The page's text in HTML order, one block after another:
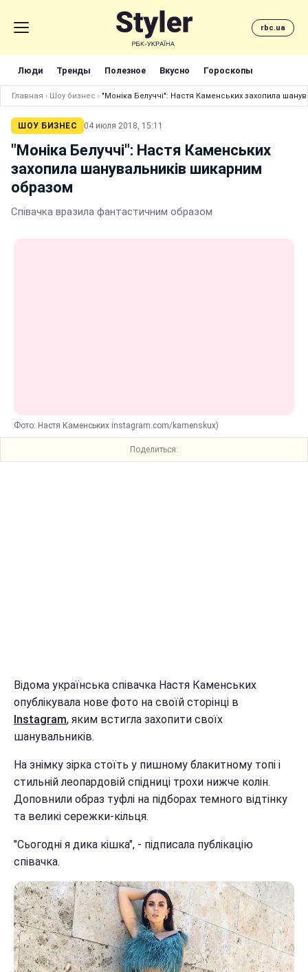
rbc.ua
Люди Тренды Полезное Вкусно Гороскопы
Главная › Шоу бизнес › "Моніка Белуччі": Настя Каменських захопила
ШОУ БИЗНЕС 04 июля 2018, 15:11
"Моніка Белуччі": Настя Каменських
захопила шанувальників шикарним
образом
Співачка вразила фантастичним образом
Фото: Настя Каменських instagram.com/kamenskux)
Поделиться:
Відома українська співачка Настя Каменських
опублікувала нове фото на своїй сторінці в
Instagram, яким встигла захопити своїх
шанувальників.
На знімку зірка стоїть у пишному блакитному топі і
стильній леопардовій спідниці трохи нижче колін.
Доповнили образ туфлі на підборах темного відтінку
та великі сережки-кільця.
"Сьогодні я дика кішка", - підписала публікацію
співачка.